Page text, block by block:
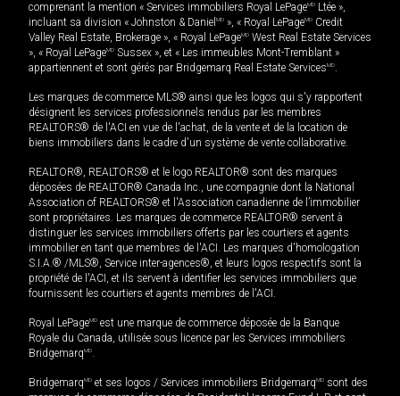
comprenant la mention « Services immobiliers Royal LePageMD Ltée »,
incluant sa division « Johnston & Daniel MD », « Royal LePageMD Credit
Valley Real Estate, Brokerage », « Royal LePageMD West Real Estate Services
», « Royal LePageMD Sussex », et « Les immeubles Mont-Tremblant »
appartiennent et sont gérés par Bridgemarq Real Estate ServicesMD.
Les marques de commerce MLS® ainsi que les logos qui s'y rapportent
désignent les services professionnels rendus par les membres
REALTORS® de l'ACI en vue de l'achat, de la vente et de la location de
biens immobiliers dans le cadre d'un système de vente collaborative.
REALTOR®, REALTORS® et le logo REALTOR® sont des marques
déposées de REALTOR® Canada Inc., une compagnie dont la National
Association of REALTORS® et l'Association canadienne de l’immobilier
sont propriétaires. Les marques de commerce REALTOR® servent à
distinguer les services immobiliers offerts par les courtiers et agents
immobilier en tant que membres de l'ACI. Les marques d'homologation
S.I.A.® /MLS®, Service inter-agences®, et leurs logos respectifs sont la
propriété de l'ACI, et ils servent à identifier les services immobiliers que
fournissent les courtiers et agents membres de l'ACI.
Royal LePageMD est une marque de commerce déposée de la Banque
Royale du Canada, utilisée sous licence par les Services immobiliers
BridgemarqMD.
BridgemarqMD et ses logos / Services immobiliers BridgemarqMD sont des